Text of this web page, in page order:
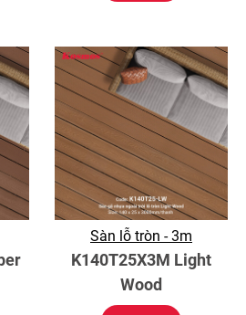
Sàn lỗ tròn - 3m
K140T25X3M Light
Wood